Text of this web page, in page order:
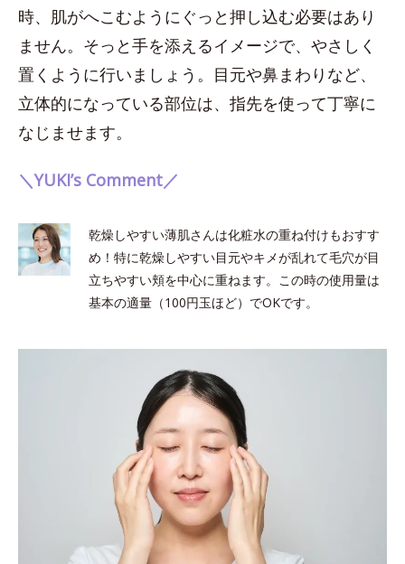
時、肌がへこむようにぐっと押し込む必要はあり
ません。そっと手を添えるイメージで、やさしく
置くように行いましょう。目元や鼻まわりなど、
立体的になっている部位は、指先を使って丁寧に
なじませます。
＼YUKI’s Comment／
乾燥しやすい薄肌さんは化粧水の重ね付けもおすす
め！特に乾燥しやすい目元やキメが乱れて毛穴が目
立ちやすい頬を中心に重ねます。この時の使用量は
基本の適量（100円玉ほど）でOKです。